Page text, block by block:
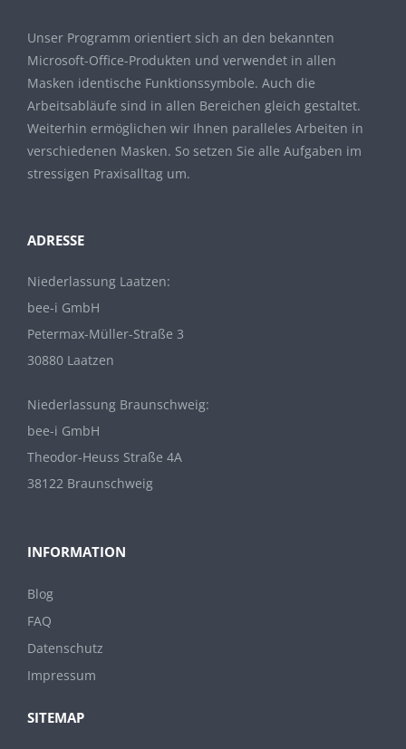
Unser Programm orientiert sich an den bekannten
Microsoft-Office-Produkten und verwendet in allen
Masken identische Funktionssymbole. Auch die
Arbeitsabläufe sind in allen Bereichen gleich gestaltet.
Weiterhin ermöglichen wir Ihnen paralleles Arbeiten in
verschiedenen Masken. So setzen Sie alle Aufgaben im
stressigen Praxisalltag um.
ADRESSE
Niederlassung Laatzen:
bee-i GmbH
Petermax-Müller-Straße 3
30880 Laatzen
Niederlassung Braunschweig:
bee-i GmbH
Theodor-Heuss Straße 4A
38122 Braunschweig
INFORMATION
Blog
FAQ
Datenschutz
Impressum
SITEMAP